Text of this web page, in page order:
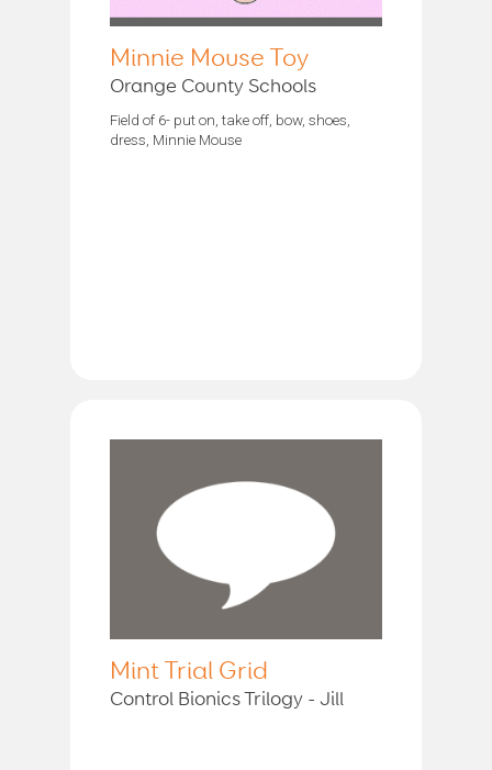
Minnie Mouse Toy
Orange County Schools
Field of 6- put on, take off, bow, shoes,
dress, Minnie Mouse
Mint Trial Grid
Control Bionics Trilogy - Jill